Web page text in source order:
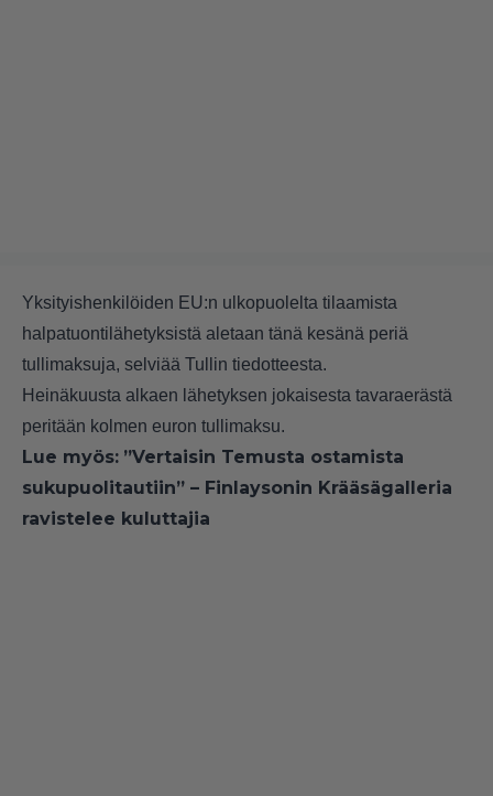
Yksityishenkilöiden EU:n ulkopuolelta tilaamista
halpatuontilähetyksistä aletaan tänä kesänä periä
tullimaksuja, selviää Tullin tiedotteesta.
Heinäkuusta alkaen lähetyksen jokaisesta tavaraerästä
peritään kolmen euron tullimaksu.
Lue myös: ”Vertaisin Temusta ostamista
sukupuolitautiin” – Finlaysonin Krääsägalleria
ravistelee kuluttajia